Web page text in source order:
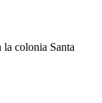
colonia Santa